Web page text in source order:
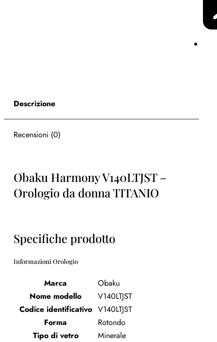
Descrizione
Recensioni (0)
Obaku Harmony V140LTJST –
Orologio da donna TITANIO
Specifiche prodotto
Informazioni Orologio
Marca
Obaku
Nome modello
V140LTJST
Codice identificativo V140LTJST
Forma
Rotondo
Tipo di vetro
Minerale